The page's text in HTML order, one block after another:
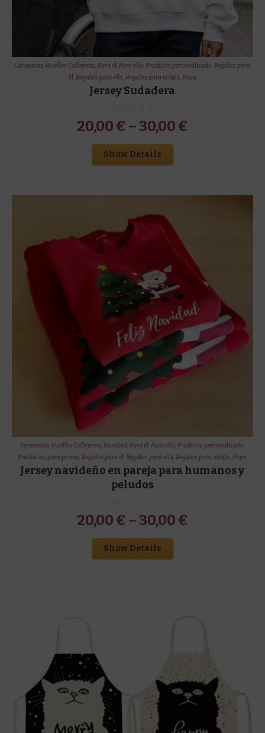
Camisetas,Huellas Callejeras,Para él,Para ella,Producto personalizado,Regalos para
él, Regalos para ella, Regalos para niñ@s, Ropa
Jersey Sudadera
20,00 € –30,00 €
Show Details
Camisetas, Huellas Callejeras, Navidad, Para él, Para ella, Producto personalizado,
Productos para perros,Regalos para él,Regalos para ella,Regalos para niñ@s,Ropa
Jersey navideño en pareja para humanos y
peludos
20,00 € –30,00 €
Show Details